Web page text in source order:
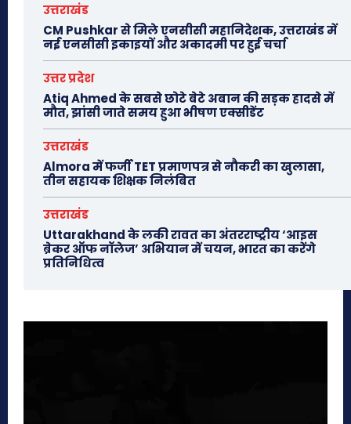
उत्तराखंड
CM Pushkar से मिले एनसीसी महानिदेशक, उत्तराखंड में
नई एनसीसी इकाइयों और अकादमी पर हुई चर्चा
उत्तर प्रदेश
Atiq Ahmed के सबसे छोटे बेटे अबान की सड़क हादसे में
मौत, झांसी जाते समय हुआ भीषण एक्सीडेंट
उत्तराखंड
Almora में फर्जी TET प्रमाणपत्र से नौकरी का खुलासा,
तीन सहायक शिक्षक निलंबित
उत्तराखंड
Uttarakhand के लकी रावत का अंतरराष्ट्रीय ‘आइस
ब्रेकर ऑफ नॉलेज’ अभियान में चयन, भारत का करेंगे
प्रतिनिधित्व